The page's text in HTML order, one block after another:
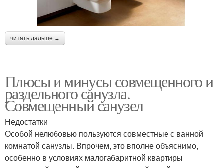
читать дальше →
Плюсы и минусы совмещенного и
раздельного санузла.
Совмещенный санузел
Недостатки
Особой нелюбовью пользуются совместные с ванной
комнатой санузлы. Впрочем, это вполне объяснимо,
особенно в условиях малогабаритной квартиры